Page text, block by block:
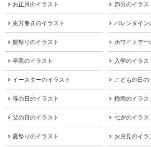
お正月のイラスト 節分のイラス
恵方巻きのイラスト バレンタイン
雛祭りのイラスト ホワイトデー
卒業のイラスト 入学のイラス
イースターのイラスト こどもの日の
母の日のイラスト 梅雨のイラス
父の日のイラスト 七夕のイラス
夏祭りのイラスト お月見のイラ